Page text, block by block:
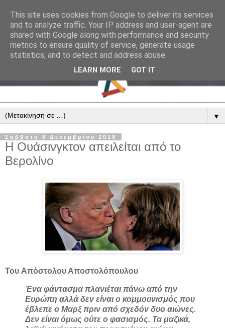
▼
Σάββατο 8 Δεκεμβρίου 2018
Η Ουάσινγκτον απειλείται από το
Βερολίνο
Του Απόστολου Αποστολόπουλου
Ένα φάντασμα πλανιέται πάνω από την
Ευρώπη αλλά δεν είναι ο κομμουνισμός που
έβλεπε ο Μαρξ πριν από σχεδόν δυο αιώνες.
Δεν είναι όμως ούτε ο φασισμός. Τα μαζικά,
This site uses cookies from Google to deliver its services
and to analyze traffic. Your IP address and user-agent are
shared with Google along with performance and security
metrics to ensure quality of service, generate usage
statistics, and to detect and address abuse.
LEARN MORE GOT IT